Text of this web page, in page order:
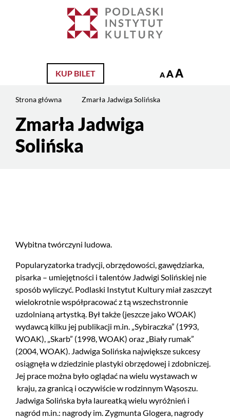
KUP BILET A AA
Strona główna Zmarła Jadwiga Solińska
Treść
stronyZmarła Jadwiga
Solińska
Wybitna twórczyni ludowa.
Popularyzatorka tradycji, obrzędowości, gawędziarka,
pisarka – umiejętności i talentów Jadwigi Solińskiej nie
sposób wyliczyć. Podlaski Instytut Kultury miał zaszczyt
wielokrotnie współpracować z tą wszechstronnie
uzdolnianą artystką. Był także (jeszcze jako WOAK)
wydawcą kilku jej publikacji m.in. „Sybiraczka” (1993,
WOAK), „Skarb” (1998, WOAK) oraz „Biały rumak”
(2004, WOAK). Jadwiga Solińska największe sukcesy
osiągnęła w dziedzinie plastyki obrzędowej i zdobniczej.
Jej prace można było oglądać na wielu wystawach w
kraju, za granicą i oczywiście w rodzinnym Wąsoszu.
Jadwiga Solińska była laureatką wielu wyróżnień i
nagród m.in.: nagrody im. Zygmunta Glogera, nagrody